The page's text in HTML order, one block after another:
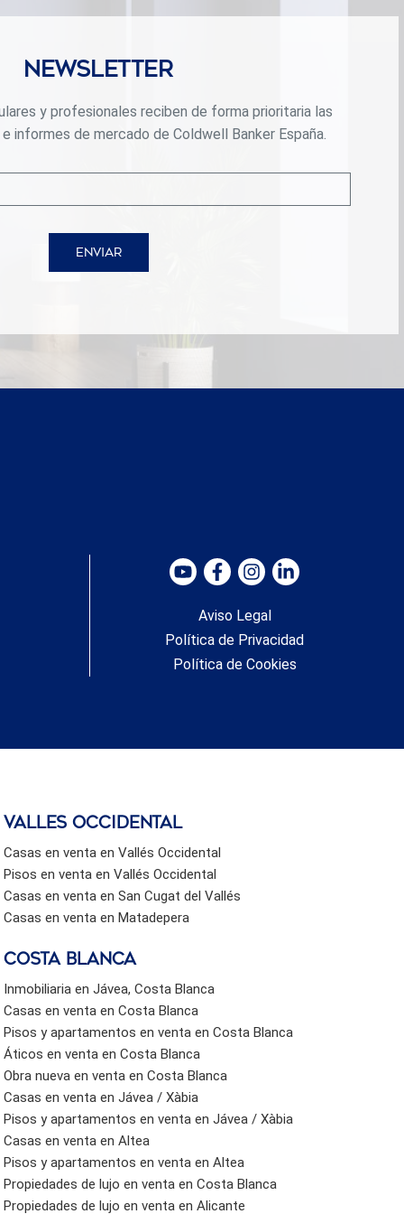
Newsletter
y profesionales reciben de forma prioritaria las
informes de mercado de Coldwell Banker España.
ENVIAR
Aviso Legal
Política de Privacidad
Política de Cookies
valles occidental
Casas en venta en Vallés Occidental
Pisos en venta en Vallés Occidental
Casas en venta en San Cugat del Vallés
Casas en venta en Matadepera
Costa Blanca
Inmobiliaria en Jávea, Costa Blanca
Casas en venta en Costa Blanca
Pisos y apartamentos en venta en Costa Blanca
Áticos en venta en Costa Blanca
Obra nueva en venta en Costa Blanca
Casas en venta en Jávea / Xàbia
Pisos y apartamentos en venta en Jávea / Xàbia
Casas en venta en Altea
Pisos y apartamentos en venta en Altea
Propiedades de lujo en venta en Costa Blanca
Propiedades de lujo en venta en Alicante